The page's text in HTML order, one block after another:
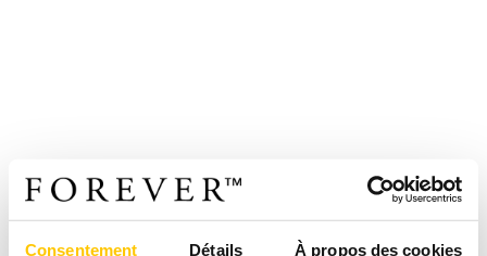
Consentement Détails À propos des cookies